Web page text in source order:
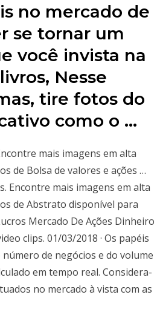
no mercado de
se tornar um
você invista na
Nesse
tire fotos do
como o …
mais imagens em alta
de Bolsa de valores e ações …
Encontre mais imagens em alta
de Abstrato disponível para
Mercado De Ações Dinheiro
clips. 01/03/2018 · Os papéis
de negócios e do volume
em tempo real. Considera-
no mercado à vista com as